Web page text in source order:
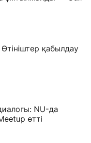
қабылдау
NU-да
өтті